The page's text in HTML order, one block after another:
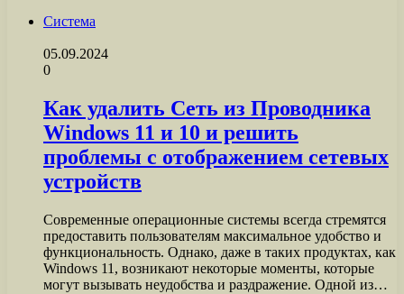
Система
05.09.2024
0
Как удалить Сеть из Проводника
Windows 11 и 10 и решить
проблемы с отображением сетевых
устройств
Современные операционные системы всегда стремятся
предоставить пользователям максимальное удобство и
функциональность. Однако, даже в таких продуктах, как
Windows 11, возникают некоторые моменты, которые
могут вызывать неудобства и раздражение. Одной из…